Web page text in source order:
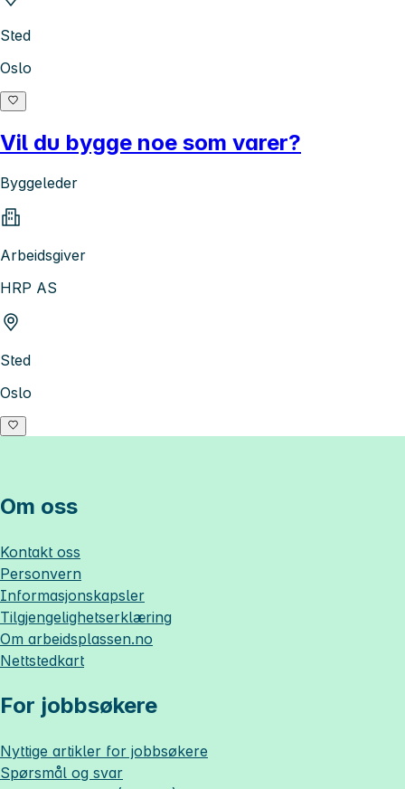
Sted
Oslo
Vil du bygge noe som varer?
Byggeleder
Arbeidsgiver
HRP AS
Sted
Oslo
Om oss
Kontakt oss
Personvern
Informasjonskapsler
Tilgjengelighetserklæring
Om arbeidsplassen.no
Nettstedkart
For jobbsøkere
Nyttige artikler for jobbsøkere
Spørsmål og svar